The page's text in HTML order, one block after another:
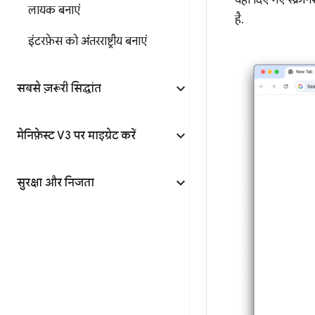
लायक बनाएं
इंटरफ़ेस को अंतरराष्ट्रीय बनाएं
सबसे ज़रूरी सिद्धांत
मेनिफ़ेस्ट V3 पर माइग्रेट करें
सुरक्षा और निजता
है.